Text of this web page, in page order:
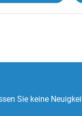
Sie keine